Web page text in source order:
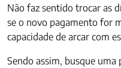
Não faz sentido trocar as
se o novo pagamento for
capacidade de arcar com
Sendo assim, busque uma